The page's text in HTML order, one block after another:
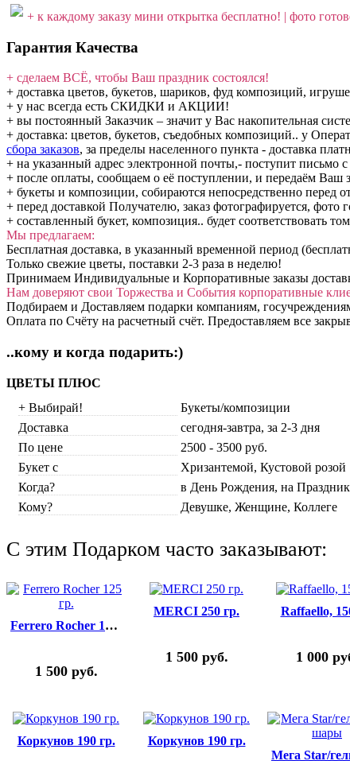
+ к каждому заказу мини открытка бесплатно! | фото
Гарантия Качества
+ сделаем ВСЁ, чтобы Ваш праздник состоялся!
+ доставка цветов, букетов, шариков, фуд композиций,
+ у нас всегда есть СКИДКИ и АКЦИИ!
+ вы постоянный Заказчик – значит у Вас накопительная
+ доставка: цветов, букетов, съедобных композиций.. у
сбора заказов, за пределы населенного пункта - доставка
+ на указанный адрес электронной почты,- поступит письмо
+ после оплаты, сообщаем о её поступлении, и передаём Ваш
+ букеты и композиции, собираются непосредственно перед
+ перед доставкой Получателю, заказ фотографируется, фото
+ составленный букет, композиция.. будет соответствовать
Мы предлагаем:
Бесплатная доставка, в указанный временной период
Только свежие цветы, поставки 2-3 раза в неделю!
Принимаем Индивидуальные и Корпоративные заказы
Нам доверяют свои Торжества и События корпоративные
Подбираем и Доставляем подарки компаниям,
Оплата по Счёту на расчетный счёт. Предоставляем все
..кому и когда подарить:)
ЦВЕТЫ ПЛЮС
+ Выбирай!
Букеты/композиции
Доставка
сегодня-завтра, за 2-3 дня
По цене
2500 - 3500 руб.
Букет с
Хризантемой, Кустовой розой
Когда?
в День Рождения, на
Кому?
Девушке, Женщине, Коллеге
C этим Подарком часто заказывают:
Ferrero Rocher 125 гр.
1 500 руб.
MERCI 250 гр.
1 500 руб.
Raffaello,
1 000
Коркунов 190 гр.
Коркунов 190 гр.